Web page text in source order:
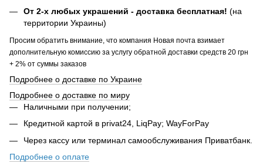
От 2-х любых украшений - доставка бесплатная! (на
территории Украины)
Просим обратить внимание, что компания Новая почта взимает
дополнительную комиссию за услугу обратной доставки средств 20 грн
+ 2% от суммы заказов
Подробнее о доставке по Украине
Подробнее о доставке по миру
Наличными при получении;
Кредитной картой в privat24, LiqPay; WayForPay
Через кассу или терминал самообслуживания Приватбанк.
Подробнее о оплате